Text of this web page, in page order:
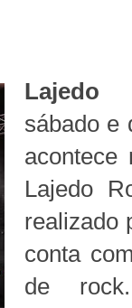
Lajedo
sábado e
acontece
Lajedo
realizado
conta
de